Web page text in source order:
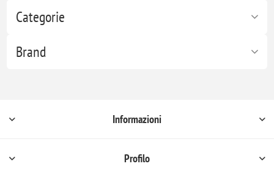
Categorie
Brand
Informazioni
Profilo